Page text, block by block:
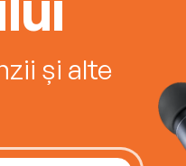
și alte